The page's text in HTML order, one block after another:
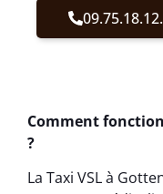
Comment
?
La Taxi VSL à